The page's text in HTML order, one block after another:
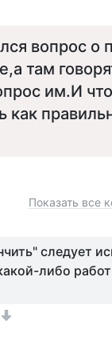
вопрос о
там
им.И
как
Показать все
следует
либо